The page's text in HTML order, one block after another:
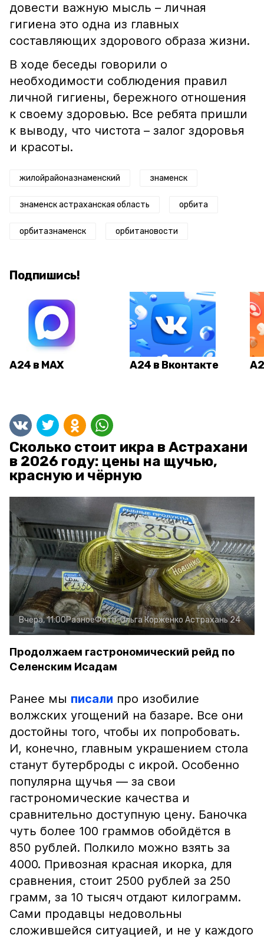
довести важную мысль – личная
гигиена это одна из главных
составляющих здорового образа жизни.
В ходе беседы говорили о
необходимости соблюдения правил
личной гигиены, бережного отношения
к своему здоровью. Все ребята пришли
к выводу, что чистота – залог здоровья
и красоты.
жилойрайоназнаменский знаменск
знаменск астраханская область орбита
орбитазнаменск орбитановости
Подпишись!
А24 в MAX А24 в Вконтакте
Сколько стоит икра в Астрахани
в 2026 году: цены на щучью,
красную и чёрную
Вчера, 11:00РазноеФото:Ольга Корженко Астрахань 24
Продолжаем гастрономический рейд по
Селенским Исадам
Ранее мы писали про изобилие
волжских угощений на базаре. Все они
достойны того, чтобы их попробовать.
И, конечно, главным украшением стола
станут бутерброды с икрой. Особенно
популярна щучья — за свои
гастрономические качества и
сравнительно доступную цену. Баночка
чуть более 100 граммов обойдётся в
850 рублей. Полкило можно взять за
4000. Привозная красная икорка, для
сравнения, стоит 2500 рублей за 250
грамм, за 10 тысяч отдают килограмм.
Сами продавцы недовольны
сложившейся ситуацией, и не у каждого